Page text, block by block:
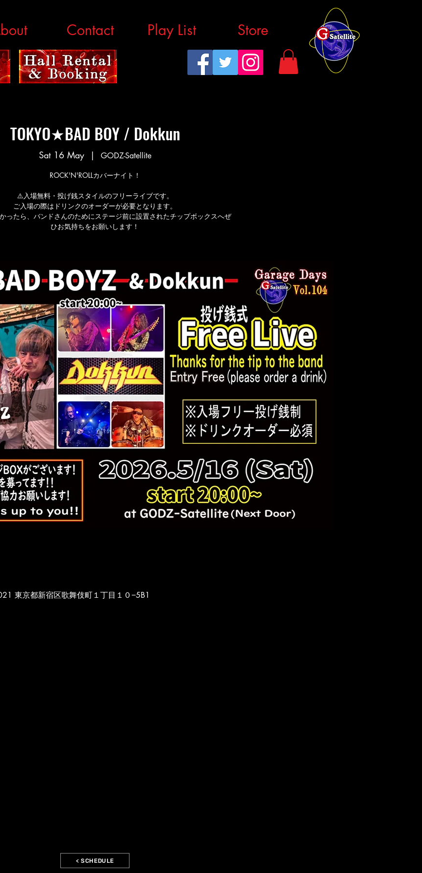
Contact Play List Store
TOKYO★BAD BOY / Dokkun
Sat 16 May
  |
GODZ-Satellite
ROCK'N'ROLLカバーナイト！
⚠️入場無料・投げ銭スタイルのフリーライブです。
ご入場の際はドリンクのオーダーが必要となります。
ったら、バンドさんのためにステージ前に設置されたチップボックスへぜ
ひお気持ちをお願いします！
東京都新宿区歌舞伎町１丁目１０−5B1
< SCHEDULE